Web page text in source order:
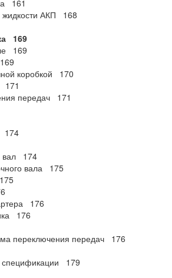
161
жидкости АКП 168
169
169
коробкой 170
171
передач 171
174
вал 174
вала 175
176
176
переключения передач 176
179